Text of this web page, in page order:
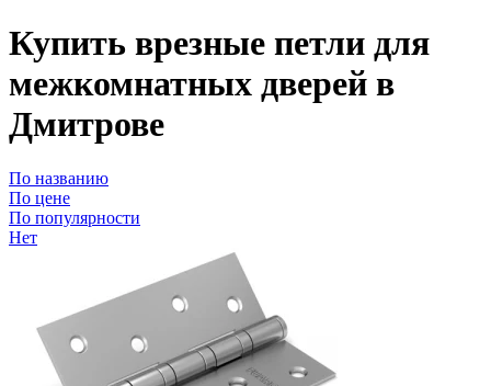
Купить врезные петли для
межкомнатных дверей в
Дмитрове
По названию
По цене
По популярности
Нет